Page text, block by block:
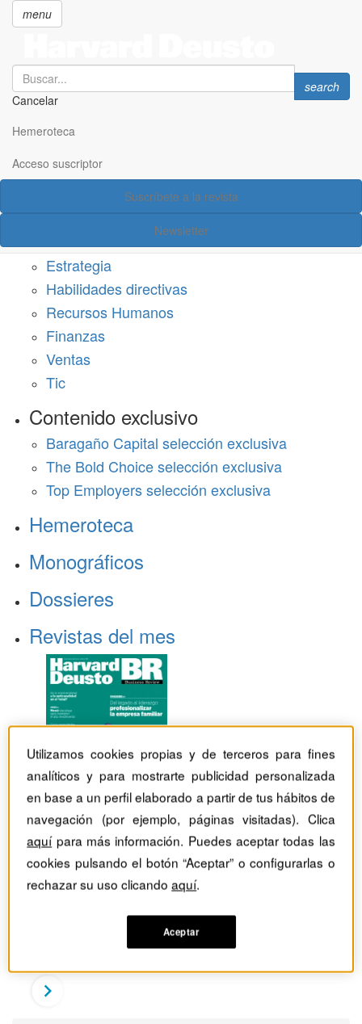
principal
menu
Search
Cancelar
Search
search
Hemeroteca
Acceso suscriptor
Suscríbete a la revista
Newsletter
Acceso suscriptor
Estrategia
Habilidades directivas
Recursos Humanos
Finanzas
Ventas
Tic
Contenido exclusivo
Baragaño Capital selección exclusiva
The Bold Choice selección exclusiva
Top Employers selección exclusiva
Hemeroteca
Monográficos
Dossieres
Revistas del mes
Utilizamos cookies propias y de terceros para fines
analíticos y para mostrarte publicidad personalizada
en base a un perfil elaborado a partir de tus hábitos de
navegación (por ejemplo, páginas visitadas). Clica
aquípara más información. Puedes aceptar todas las
cookies pulsando el botón “Aceptar” o configurarlas o
rechazar su uso clicandoaquí.
Aceptar